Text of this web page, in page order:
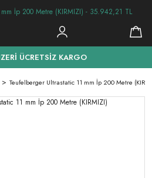
ÜCRETSİZ KARGO
Teufelberger Ultrastatic 11 mm İp 200 Metre